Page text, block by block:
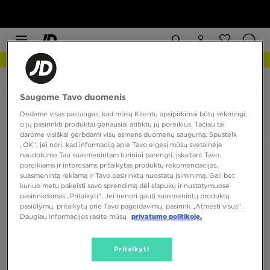
JD Sports Asics Gel Nunobiki
Asics Gel Nunobiki
0 produktų
Rūšiuoti:Rekomenduojama Filtruoti
Nėra produktų, kuriuos būtų galima parodyti
Saugome Tavo duomenis
Dedame visas pastangas, kad mūsų Klientų apsipirkimai būtų sėkmingi,
o jų pasirinkti produktai geriausiai atitiktų jų poreikius. Tačiau tai
darome visiškai gerbdami visų asmens duomenų saugumą. Spustelk
„OK“, jei nori, kad informaciją apie Tavo elgesį mūsų svetainėje
naudotume Tau suasmenintam turiniui parengti, įskaitant Tavo
poreikiams ir interesams pritaikytas produktų rekomendacijas,
suasmenintą reklamą ir Tavo pasirinktų nuostatų įsiminimą. Gali bet
kuriuo metu pakeisti savo sprendimą dėl slapukų ir nustatymuose
pasirinkdamas „Pritaikyti“. Jei nenori gauti suasmenintų produktų
pasiūlymų, pritaikytų prie Tavo pageidavimų, pasirink „Atmesti visus”.
Daugiau informacijos rasite mūsų
privatumo politikoje.
Pritaikyti